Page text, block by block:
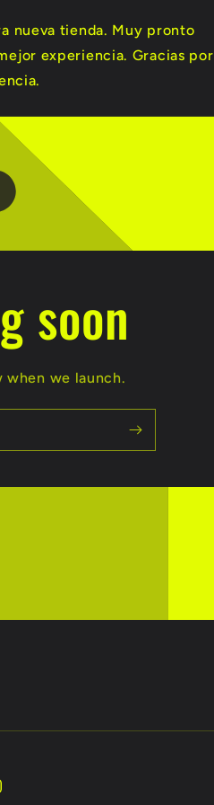
nueva tienda. Muy pronto
experiencia. Gracias por
soon
we launch.